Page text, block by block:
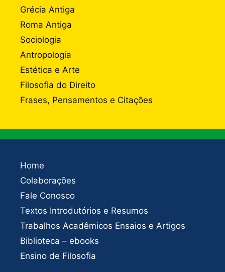
Grécia Antiga
Roma Antiga
Sociologia
Antropologia
Estética e Arte
Filosofia do Direito
Frases, Pensamentos e Citações
Home
Colaborações
Fale Conosco
Textos Introdutórios e Resumos
Trabalhos Acadêmicos Ensaios e Artigos
Biblioteca – ebooks
Ensino de Filosofia